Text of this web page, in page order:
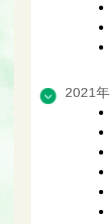
2021年